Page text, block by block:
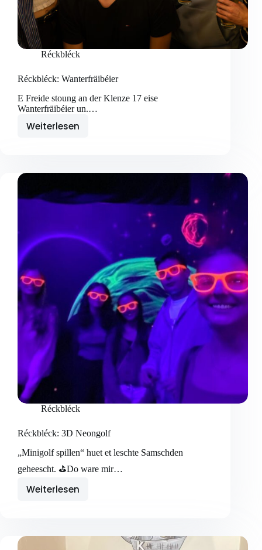
Réckbléck
Réckbléck: Wanterfräibéier
E Freide stoung an der Klenze 17 eise
Wanterfräibéier un.…
Weiterlesen
Réckbléck:
Réckbléck
Réckbléck: 3D Neongolf
„Minigolf spillen“ huet et leschte Samschden
geheescht. ⛳️Do ware mir…
Weiterlesen
Réckbléck: